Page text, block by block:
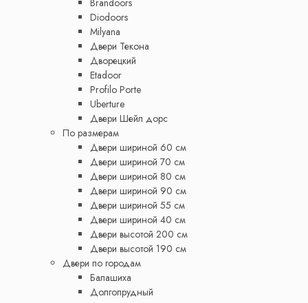
Brandoors
Diodoors
Milyana
Двери Текона
Дворецкий
Etadoor
Profilo Porte
Uberture
Двери Шейл дорс
По размерам
Двери шириной 60 см
Двери шириной 70 см
Двери шириной 80 см
Двери шириной 90 см
Двери шириной 55 см
Двери шириной 40 см
Двери высотой 200 см
Двери высотой 190 см
Двери по городам
Балашиха
Долгопрудный